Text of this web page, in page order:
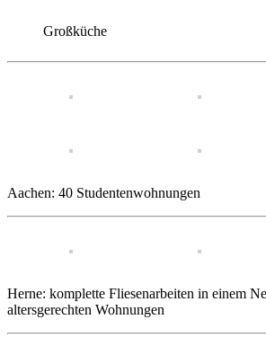
Großküche
Aachen: 40 Studentenwohnungen
Herne: komplette Fliesenarbeiten in einem
altersgerechten Wohnungen